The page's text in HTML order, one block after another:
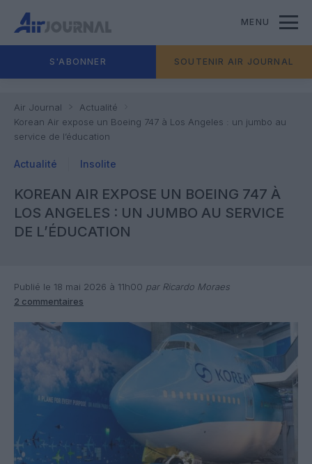
MENU
S'ABONNER SOUTENIR AIR JOURNAL
Air Journal
Actualité
Korean Air expose un Boeing 747 à Los Angeles : un jumbo au
service de l’éducation
Actualité Insolite
KOREAN AIR EXPOSE UN BOEING 747 À
LOS ANGELES : UN JUMBO AU SERVICE
DE L’ÉDUCATION
Publié le 18 mai 2026 à 11h00 par Ricardo Moraes
2 commentaires